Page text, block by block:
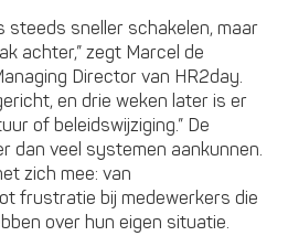
steeds sneller schakelen, maar
achter,” zegt Marcel de
Director van HR2day.
en drie weken later is er
of beleidswijziging.” De
dan veel systemen aankunnen.
zich mee: van
frustratie bij medewerkers die
over hun eigen situatie.